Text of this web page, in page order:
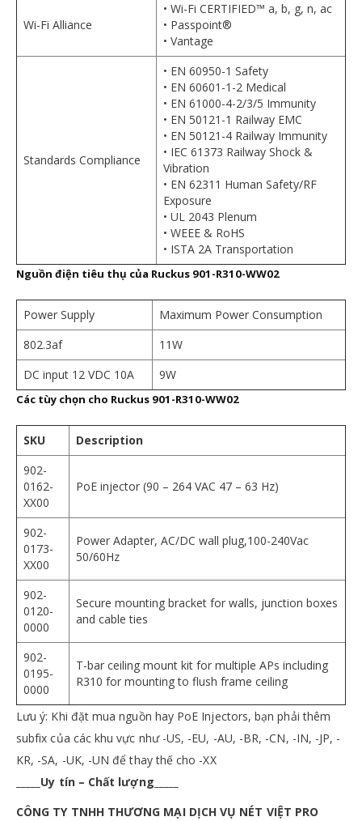
Wi-Fi Alliance
• Wi-Fi CERTIFIED™ a, b, g, n, ac
• Passpoint®
• Vantage
Standards Compliance
• EN 60950-1 Safety
• EN 60601-1-2 Medical
• EN 61000-4-2/3/5 Immunity
• EN 50121-1 Railway EMC
• EN 50121-4 Railway Immunity
• IEC 61373 Railway Shock &
Vibration
• EN 62311 Human Safety/RF
Exposure
• UL 2043 Plenum
• WEEE & RoHS
• ISTA 2A Transportation
Nguồn điện tiêu thụ của Ruckus 901-R310-WW02
Power Supply
Maximum Power Consumption
802.3af
11W
DC input 12 VDC 10A
9W
Các tùy chọn cho Ruckus 901-R310-WW02
SKU
Description
902-
0162-
XX00
PoE injector (90 – 264 VAC 47 – 63 Hz)
902-
0173-
XX00
Power Adapter, AC/DC wall plug,100-240Vac
50/60Hz
902-
0120-
0000
Secure mounting bracket for walls, junction boxes
and cable ties
902-
0195-
0000
T-bar ceiling mount kit for multiple APs including
R310 for mounting to flush frame ceiling
Lưu ý: Khi đặt mua nguồn hay PoE Injectors, bạn phải thêm
subfix của các khu vực như -US, -EU, -AU, -BR, -CN, -IN, -JP, -
KR, -SA, -UK, -UN để thay thế cho -XX
_____Uy tín – Chất lượng_____
CÔNG TY TNHH THƯƠNG MẠI DỊCH VỤ NÉT VIỆT PRO